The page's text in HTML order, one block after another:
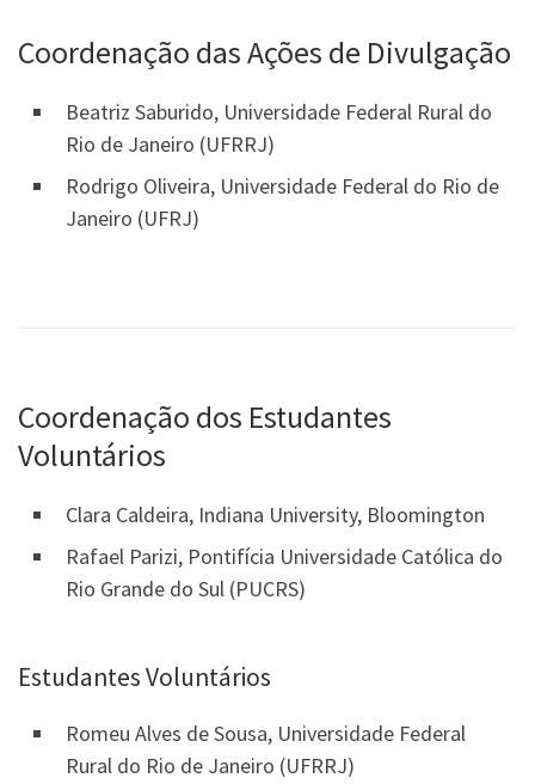
Coordenação das Ações de Divulgação
Beatriz Saburido, Universidade Federal Rural do
Rio de Janeiro (UFRRJ)
Rodrigo Oliveira, Universidade Federal do Rio de
Janeiro (UFRJ)
Coordenação dos Estudantes
Voluntários
Clara Caldeira, Indiana University, Bloomington
Rafael Parizi, Pontifícia Universidade Católica do
Rio Grande do Sul (PUCRS)
Estudantes Voluntários
Romeu Alves de Sousa, Universidade Federal
Rural do Rio de Janeiro (UFRRJ)